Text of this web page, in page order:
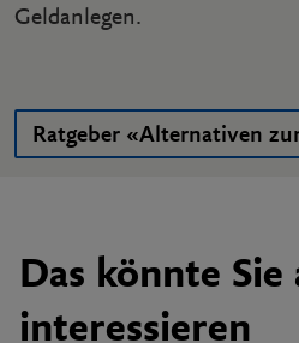
Geldanlegen.
Ratgeber «Alternativen
Das könnte Sie
interessieren